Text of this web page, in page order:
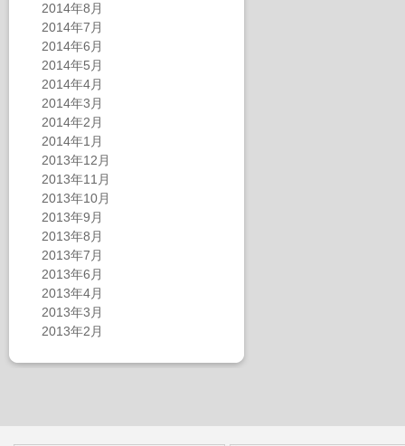
2014年8月
2014年7月
2014年6月
2014年5月
2014年4月
2014年3月
2014年2月
2014年1月
2013年12月
2013年11月
2013年10月
2013年9月
2013年8月
2013年7月
2013年6月
2013年4月
2013年3月
2013年2月